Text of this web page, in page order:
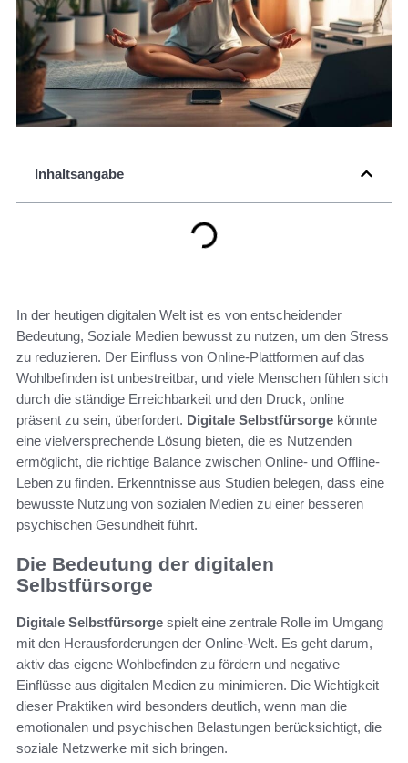
Inhaltsangabe
In der heutigen digitalen Welt ist es von entscheidender
Bedeutung, Soziale Medien bewusst zu nutzen, um den Stress
zu reduzieren. Der Einfluss von Online-Plattformen auf das
Wohlbefinden ist unbestreitbar, und viele Menschen fühlen sich
durch die ständige Erreichbarkeit und den Druck, online
präsent zu sein, überfordert. Digitale Selbstfürsorge könnte
eine vielversprechende Lösung bieten, die es Nutzenden
ermöglicht, die richtige Balance zwischen Online- und Offline-
Leben zu finden. Erkenntnisse aus Studien belegen, dass eine
bewusste Nutzung von sozialen Medien zu einer besseren
psychischen Gesundheit führt.
Die Bedeutung der digitalen
Selbstfürsorge
Digitale Selbstfürsorge spielt eine zentrale Rolle im Umgang
mit den Herausforderungen der Online-Welt. Es geht darum,
aktiv das eigene Wohlbefinden zu fördern und negative
Einflüsse aus digitalen Medien zu minimieren. Die Wichtigkeit
dieser Praktiken wird besonders deutlich, wenn man die
emotionalen und psychischen Belastungen berücksichtigt, die
soziale Netzwerke mit sich bringen.